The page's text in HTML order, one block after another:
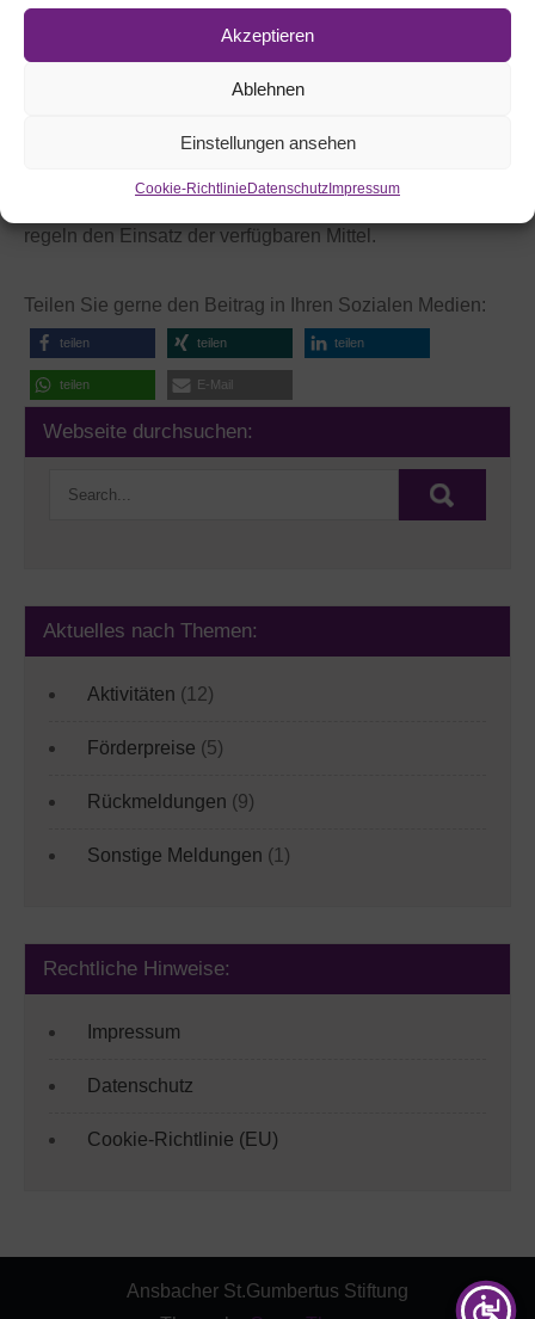
Akzeptieren
Ablehnen
Einstellungen ansehen
Cookie-Richtlinie Datenschutz Impressum
der Stiftungsvorstand. Ihm gehören der Vorsitzende des
Kirchenvorstands derEvang. Innenstadtkirchen Ansbach
an, sowie der Gründer der Stiftung (bis zu dessen Tod im
Februar 2013) und drei weitere Persönlichkeiten aus dem
arbeitet ehrenamtlich. Leitlinien und Geschäftsordnung
regeln den Einsatz der verfügbaren Mittel.
Teilen Sie gerne den Beitrag in Ihren Sozialen Medien:
teilen teilen teilen
teilen E-Mail
Webseite durchsuchen:
Aktuelles nach Themen:
Aktivitäten (12)
Förderpreise (5)
Rückmeldungen (9)
Sonstige Meldungen (1)
Rechtliche Hinweise:
Impressum
Datenschutz
Cookie-Richtlinie (EU)
Ansbacher St.Gumbertus Stiftung